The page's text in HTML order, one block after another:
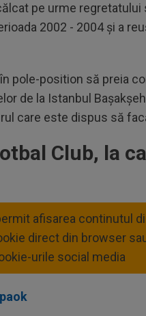
pe urme regretatului
2002 - 2004 și a
pole-position să preia
de la Istanbul
care este dispus să
Club, la
afisarea continutul
direct din browser
urile social media
paok